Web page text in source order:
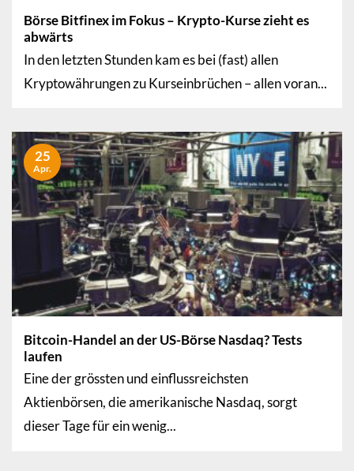
Börse Bitfinex im Fokus – Krypto-Kurse zieht es
abwärts
In den letzten Stunden kam es bei (fast) allen
Kryptowährungen zu Kurseinbrüchen – allen voran...
Bitcoin-Handel an der US-Börse Nasdaq? Tests
laufen
Eine der grössten und einflussreichsten
Aktienbörsen, die amerikanische Nasdaq, sorgt
dieser Tage für ein wenig...
25
Apr.